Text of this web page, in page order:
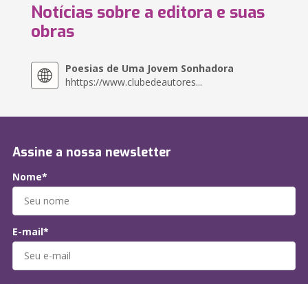
Notícias sobre a editora e suas
obras
Poesias de Uma Jovem Sonhadora
hhttps://www.clubedeautores...
Assine a nossa newsletter
Nome*
E-mail*